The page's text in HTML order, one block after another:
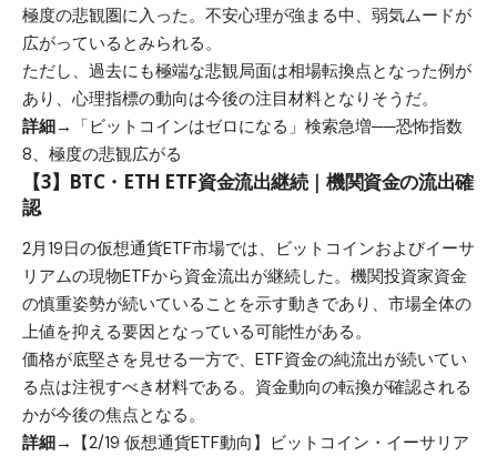
極度の悲観圏に入った。不安心理が強まる中、弱気ムードが
広がっているとみられる。
ただし、過去にも極端な悲観局面は相場転換点となった例が
あり、心理指標の動向は今後の注目材料となりそうだ。
詳細→ 「ビットコインはゼロになる」検索急増──恐怖指数
8、極度の悲観広がる
【3】BTC・ETH ETF資金流出継続｜機関資金の流出確
認
2月19日の仮想通貨ETF市場では、ビットコインおよびイーサ
リアムの現物ETFから資金流出が継続した。機関投資家資金
の慎重姿勢が続いていることを示す動きであり、市場全体の
上値を抑える要因となっている可能性がある。
価格が底堅さを見せる一方で、ETF資金の純流出が続いてい
る点は注視すべき材料である。資金動向の転換が確認される
かが今後の焦点となる。
詳細→
【2/19 仮想通貨ETF動向】ビットコイン・イーサリア